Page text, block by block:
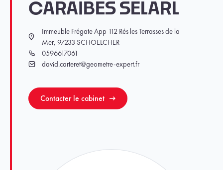
CARAIBES SELARL
Localisation
Immeuble Frégate App 112 Rés les Terrasses de la
Mer, 97233 SCHOELCHER
Téléphone
0596617061
Emaildavid.carteret@geometre-expert.fr
Contacter le cabinet